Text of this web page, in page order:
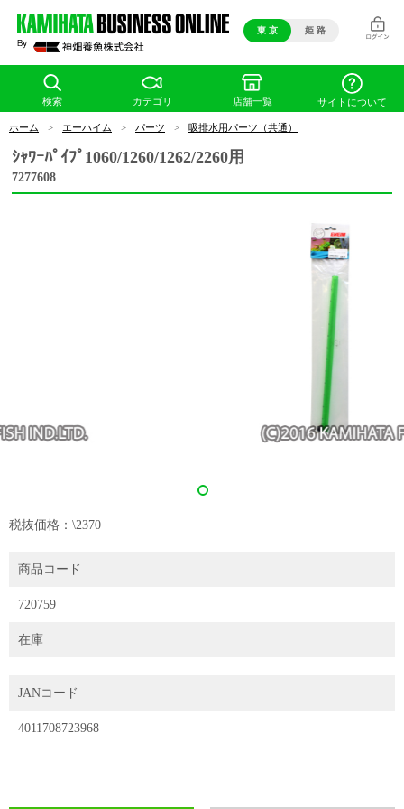
東 京 姫 路
検索 カテゴリ 店舗一覧 サイトについて
ホーム > エーハイム > パーツ > 吸排水用パーツ（共通）
ｼｬﾜｰﾊﾟｲﾌﾟ1060/1260/1262/2260用
7277608
税抜価格：\2370
商品コード
720759
在庫
JANコード
4011708723968